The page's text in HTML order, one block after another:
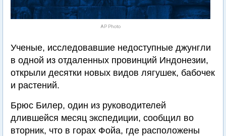
AP Photo
Ученые, исследовавшие недоступные джунгли
в одной из отдаленных провинций Индонезии,
открыли десятки новых видов лягушек, бабочек
и растений.
Брюс Билер, один из руководителей
длившейся месяц экспедиции, сообщил во
вторник, что в горах Фойа, где расположены